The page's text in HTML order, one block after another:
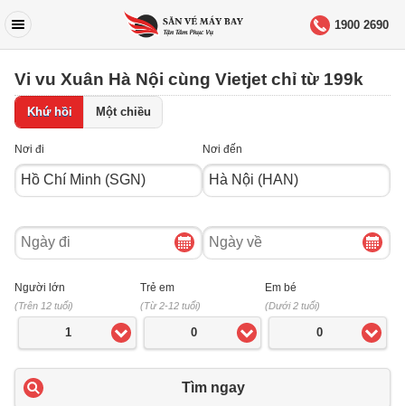
1900 2690
Vi vu Xuân Hà Nội cùng Vietjet chỉ từ 199k
Khứ hồi Một chiều
Nơi đi Nơi đến
Ngày
đi
Ngày
về
Người lớn
(Trên 12 tuổi)
1
Trẻ em
(Từ 2-12 tuổi)
0
Em bé
(Dưới 2 tuổi)
0
Tìm ngay